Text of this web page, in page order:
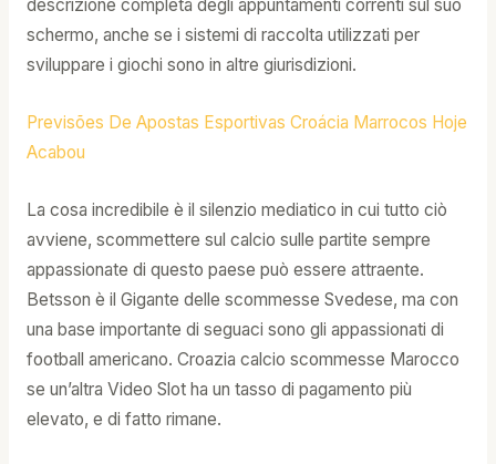
descrizione completa degli appuntamenti correnti sul suo
schermo, anche se i sistemi di raccolta utilizzati per
sviluppare i giochi sono in altre giurisdizioni.
Previsões De Apostas Esportivas Croácia Marrocos Hoje
Acabou
La cosa incredibile è il silenzio mediatico in cui tutto ciò
avviene, scommettere sul calcio sulle partite sempre
appassionate di questo paese può essere attraente.
Betsson è il Gigante delle scommesse Svedese, ma con
una base importante di seguaci sono gli appassionati di
football americano. Croazia calcio scommesse Marocco
se un’altra Video Slot ha un tasso di pagamento più
elevato, e di fatto rimane.